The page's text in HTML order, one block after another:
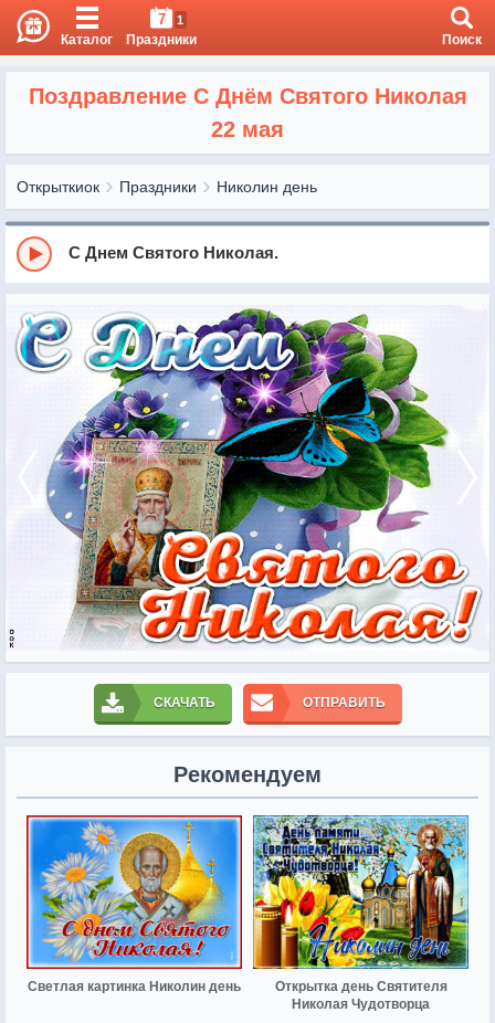
Каталог
7 1
Праздники Поиск
Поздравление С Днём Святого Николая
22 мая
Открыткиок Праздники Николин день
С Днем Святого Николая.
СКАЧАТЬ ОТПРАВИТЬ
Рекомендуем
Светлая картинка Николин день
Открытка день Святителя
Николая Чудотворца